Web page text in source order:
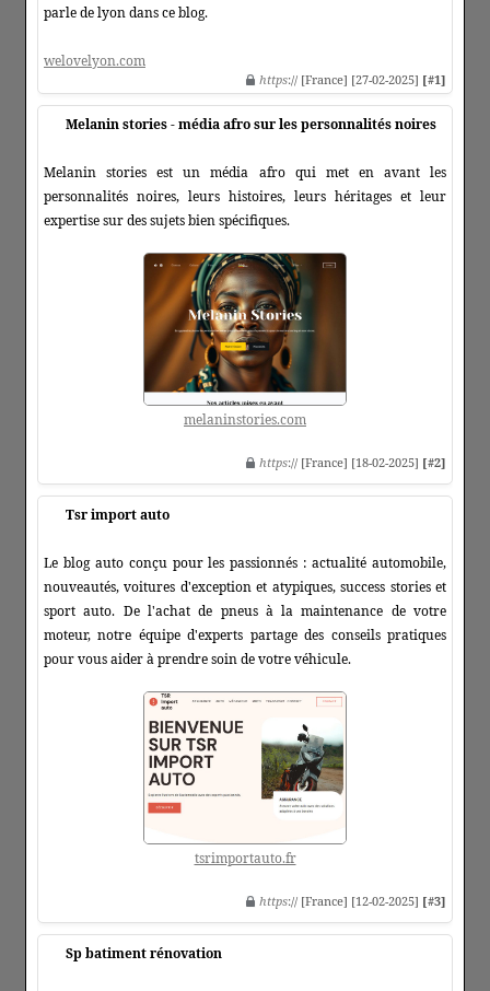
parle de lyon dans ce blog.
welovelyon.com
https:// [France] [27-02-2025] [#1]
Melanin stories - média afro sur les personnalités noires
Melanin stories est un média afro qui met en avant les
personnalités noires, leurs histoires, leurs héritages et leur
expertise sur des sujets bien spécifiques.
melaninstories.com
https:// [France] [18-02-2025] [#2]
Tsr import auto
Le blog auto conçu pour les passionnés : actualité automobile,
nouveautés, voitures d'exception et atypiques, success stories et
sport auto. De l'achat de pneus à la maintenance de votre
moteur, notre équipe d'experts partage des conseils pratiques
pour vous aider à prendre soin de votre véhicule.
tsrimportauto.fr
https:// [France] [12-02-2025] [#3]
Sp batiment rénovation